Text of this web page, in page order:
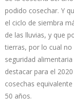
podido cosechar. Y
el ciclo de siembra
de las lluvias, y que
tierras, por lo cual
seguridad
destacar para el
cosechas
50 años.